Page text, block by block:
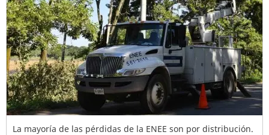
La mayoría de las pérdidas de la ENEE son por distribución.